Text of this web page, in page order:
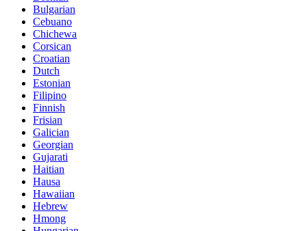
Bulgarian
Cebuano
Chichewa
Corsican
Croatian
Dutch
Estonian
Filipino
Finnish
Frisian
Galician
Georgian
Gujarati
Haitian
Hausa
Hawaiian
Hebrew
Hmong